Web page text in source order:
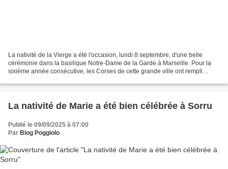
La nativité de la Vierge a été l'occasion, lundi 8 septembre, d'une belle
cérémonie dans la basilique Notre-Dame de la Garde à Marseille. Pour la
sixième année consécutive, les Corses de cette grande ville ont rempli
La nativité de Marie a été bien célébrée à Sorru
Publié le 09/09/2025 à 07:00
Par Blog Poggiolo